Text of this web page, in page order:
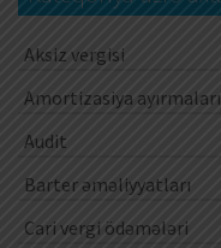
Aksiz vergisi
Amortizasiya ayırmaları
Audit
Barter əməliyyatları
Cari vergi ödəmələri